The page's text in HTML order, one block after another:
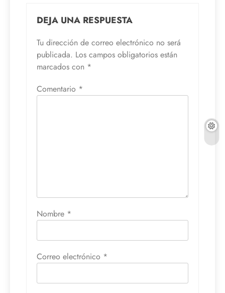
DEJA UNA RESPUESTA
Tu dirección de correo electrónico no será
publicada. Los campos obligatorios están
marcados con *
Comentario *
Nombre *
Correo electrónico *